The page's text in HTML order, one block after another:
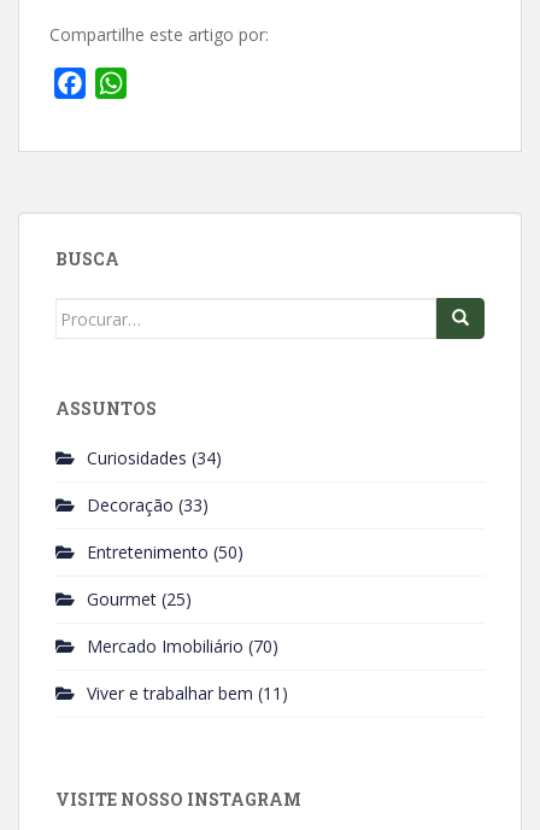
Compartilhe este artigo por:
c
b
o
a
s
BUSCA
Search
ASSUNTOS
Curiosidades (34)
Decoração (33)
Entretenimento (50)
Gourmet (25)
Mercado Imobiliário (70)
Viver e trabalhar bem (11)
VISITE NOSSO INSTAGRAM